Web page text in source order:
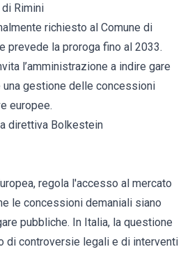
di Rimini
richiesto al Comune di
prevede la proroga fino al 2033.
l’amministrazione a indire gare
una gestione delle concessioni
europee.
direttiva Bolkestein
regola l'accesso al mercato
le concessioni demaniali siano
pubbliche. In Italia, la questione
di controversie legali e di interventi